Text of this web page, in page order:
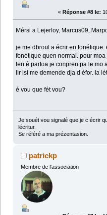
« Réponse #8 le:
Mérsi a Lejerloy, Marcus09,
je me dbroul a écrir en
fonétique quen normal. pour
ten é parfoa je conpren pa le mo
lir isi me demende dja d éfor. la
é vou que fét vou?
Je souét vou signalé que je c écrir
lécritur.
Se référé a ma prézentasion.
patrickp
Membre de l'association